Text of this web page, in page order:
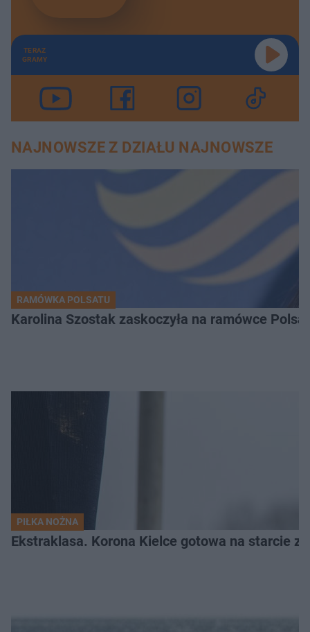
TERAZ
GRAMY
NAJNOWSZE Z DZIAŁU NAJNOWSZE
RAMÓWKA POLSATU
Karolina Szostak zaskoczyła na ramówce
PIŁKA NOŻNA
Ekstraklasa. Korona Kielce gotowa na starcie z